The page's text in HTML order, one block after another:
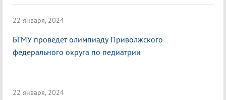
22 января, 2024
БГМУ проведет олимпиаду Приволжского
федерального округа по педиатрии
22 января, 2024